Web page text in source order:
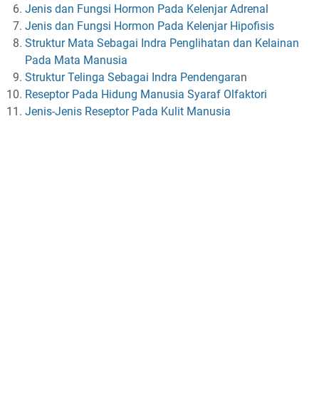
Jenis dan Fungsi Hormon Pada Kelenjar Adrenal
Jenis dan Fungsi Hormon Pada Kelenjar Hipofisis
Struktur Mata Sebagai Indra Penglihatan dan Kelainan
Pada Mata Manusia
Struktur Telinga Sebagai Indra Pendengaran
Reseptor Pada Hidung Manusia Syaraf Olfaktori
Jenis-Jenis Reseptor Pada Kulit Manusia